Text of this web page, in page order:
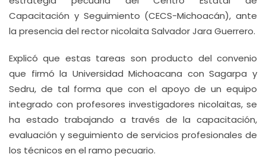
Capacitación y Seguimiento (CECS-Michoacán), ante
la presencia del rector nicolaita Salvador Jara Guerrero.
Explicó que estas tareas son producto del convenio
que firmó la Universidad Michoacana con Sagarpa y
Sedru, de tal forma que con el apoyo de un equipo
integrado con profesores investigadores nicolaitas, se
ha estado trabajando a través de la capacitación,
evaluación y seguimiento de servicios profesionales de
los técnicos en el ramo pecuario.